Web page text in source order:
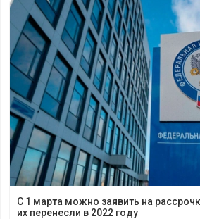
С 1 марта можно заявить на
их перенесли в 2022 году